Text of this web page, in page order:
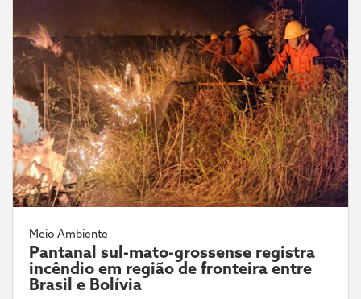
Meio Ambiente
Pantanal sul-mato-grossense registra
incêndio em região de fronteira entre
Brasil e Bolívia